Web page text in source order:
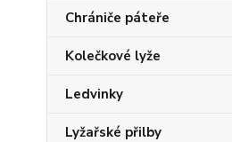
Chrániče páteře
Kolečkové lyže
Ledvinky
Lyžařské přilby